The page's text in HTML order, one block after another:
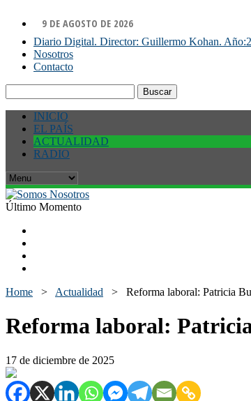
9 DE AGOSTO DE 2026
Diario Digital. Director: Guillermo Kohan.
Nosotros
Contacto
INICIO
EL PAÍS
ACTUALIDAD
RADIO
Último Momento
Home > Actualidad > Reforma laboral: Patricia
Reforma laboral:
17 de diciembre de 2025